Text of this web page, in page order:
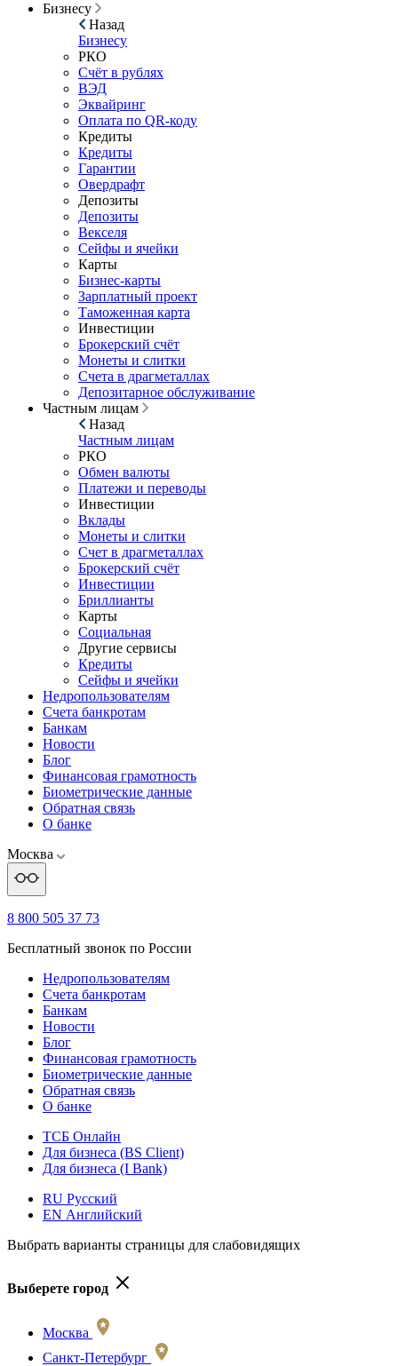
Бизнесу
Назад
Бизнесу
РКО
Счёт в рублях
ВЭД
Эквайринг
Оплата по QR-коду
Кредиты
Кредиты
Гарантии
Овердрафт
Депозиты
Депозиты
Векселя
Сейфы и ячейки
Карты
Бизнес-карты
Зарплатный проект
Таможенная карта
Инвестиции
Брокерский счёт
Монеты и слитки
Счета в драгметаллах
Депозитарное обслуживание
Частным лицам
Назад
Частным лицам
РКО
Обмен валюты
Платежи и переводы
Инвестиции
Вклады
Монеты и слитки
Счет в драгметаллах
Брокерский счёт
Инвестиции
Бриллианты
Карты
Социальная
Другие сервисы
Кредиты
Сейфы и ячейки
Недропользователям
Счета банкротам
Банкам
Новости
Блог
Финансовая грамотность
Биометрические данные
Обратная связь
О банке
Москва
8 800 505 37 73
Бесплатный звонок по России
Недропользователям
Счета банкротам
Банкам
Новости
Блог
Финансовая грамотность
Биометрические данные
Обратная связь
О банке
ТСБ Онлайн
Для бизнеса (BS Client)
Для бизнеса (I Bank)
RU Русский
EN Английский
Выбрать варианты страницы для слабовидящих
Выберете город
Москва
Санкт-Петербург